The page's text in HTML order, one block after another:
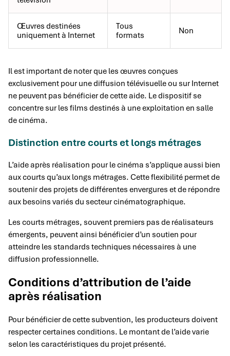
Œuvres destinées
uniquement à Internet
Tous
formats
Non
Il est important de noter que les œuvres conçues
exclusivement pour une diffusion télévisuelle ou sur Internet
ne peuvent pas bénéficier de cette aide. Le dispositif se
concentre sur les films destinés à une exploitation en salle
de cinéma.
Distinction entre courts et longs métrages
L’aide après réalisation pour le cinéma s’applique aussi bien
aux courts qu’aux longs métrages. Cette flexibilité permet de
soutenir des projets de différentes envergures et de répondre
aux besoins variés du secteur cinématographique.
Les courts métrages, souvent premiers pas de réalisateurs
émergents, peuvent ainsi bénéficier d’un soutien pour
atteindre les standards techniques nécessaires à une
diffusion professionnelle.
Conditions d’attribution de l’aide
après réalisation
Pour bénéficier de cette subvention, les producteurs doivent
respecter certaines conditions. Le montant de l’aide varie
selon les caractéristiques du projet présenté.